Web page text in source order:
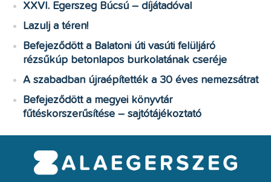
XXVI. Egerszeg Búcsú – díjátadóval
Lazulj a téren!
Befejeződött a Balatoni úti vasúti felüljáró
rézsűkúp betonlapos burkolatának cseréje
A szabadban újraépítették a 30 éves nemezsátrat
Befejeződött a megyei könyvtár
fűtéskorszerűsítése – sajtótájékoztató